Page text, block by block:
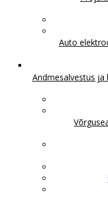
Auto
Andmesalvestus ja